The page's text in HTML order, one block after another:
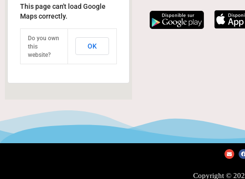
This page can't load Google
Maps correctly.
Do you own
this
website?
OK
E
n
v
o
F
a
c
o
Copyright ©